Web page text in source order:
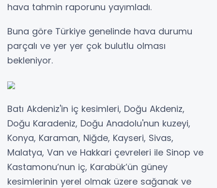
hava tahmin raporunu yayımladı.
Buna göre Türkiye genelinde hava durumu
parçalı ve yer yer çok bulutlu olması
bekleniyor.
Batı Akdeniz'in iç kesimleri, Doğu Akdeniz,
Doğu Karadeniz, Doğu Anadolu'nun kuzeyi,
Konya, Karaman, Niğde, Kayseri, Sivas,
Malatya, Van ve Hakkari çevreleri ile Sinop ve
Kastamonu’nun iç, Karabük’ün güney
kesimlerinin yerel olmak üzere sağanak ve